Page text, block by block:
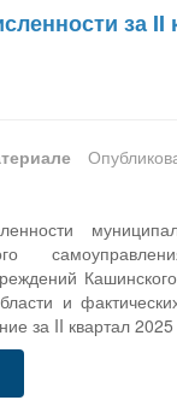
за II
и
за II квартал 2025